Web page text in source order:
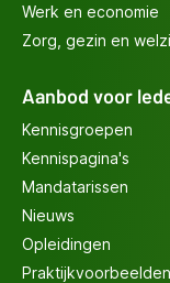
Werk en economie
Zorg, gezin en
Aanbod voor
Kennisgroepen
Kennispagina's
Mandatarissen
Nieuws
Opleidingen
Praktijkvoorbeelden